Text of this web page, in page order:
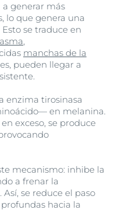
a generar más
lo que genera una
se traduce en
,
manchas de la
pueden llegar a
enzima tirosinasa
en melanina.
exceso, se produce
mecanismo: inhibe la
a frenar la
se reduce el paso
hacia la